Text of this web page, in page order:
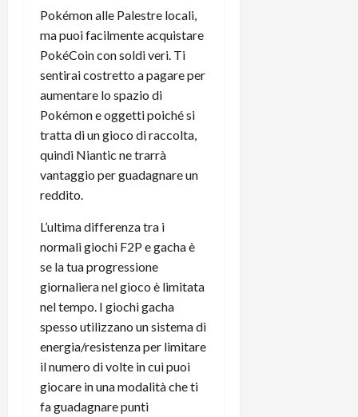
Pokémon alle Palestre locali,
ma puoi facilmente acquistare
PokéCoin con soldi veri. Ti
sentirai costretto a pagare per
aumentare lo spazio di
Pokémon e oggetti poiché si
tratta di un gioco di raccolta,
quindi Niantic ne trarrà
vantaggio per guadagnare un
reddito.
L’ultima differenza tra i
normali giochi F2P e gacha è
se la tua progressione
giornaliera nel gioco è limitata
nel tempo. I giochi gacha
spesso utilizzano un sistema di
energia/resistenza per limitare
il numero di volte in cui puoi
giocare in una modalità che ti
fa guadagnare punti